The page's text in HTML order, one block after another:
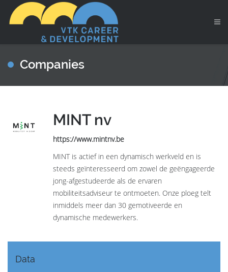
Companies
MINT nv
https://www.mintnv.be
MINT is actief in een dynamisch werkveld en is
steeds geïnteresseerd om zowel de geëngageerde
jong-afgestudeerde als de ervaren
mobiliteitsadviseur te ontmoeten. Onze ploeg telt
inmiddels meer dan 30 gemotiveerde en
dynamische medewerkers.
Data